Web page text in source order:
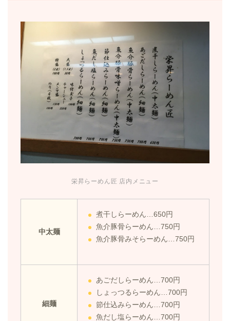
栄昇らーめん匠 店内メニュー
中太麺
煮干しらーめん…650円
魚介豚骨らーめん…750円
魚介豚骨みそらーめん…750円
細麺
あごだしらーめん…700円
しょっつるらーめん…700円
節仕込みらーめん…700円
魚だし塩らーめん…700円